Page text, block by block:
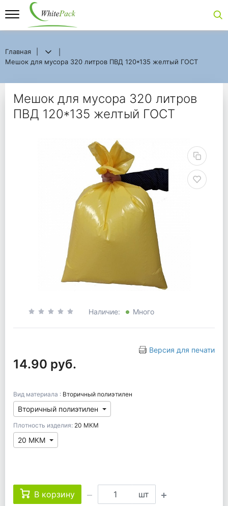
Мешок для мусора 320 литров ПВД 120*135 желтый ГОСТ
Мешок для мусора
Главная
Мешок для мусора 320 литров ПВД 120*135 желтый ГОСТ
Мешок для мусора 320 литров
ПВД 120*135 желтый ГОСТ
Наличие: Много
Версия для печати
14.90 руб.
Вид материала : Вторичный полиэтилен
Вторичный полиэтилен
Плотность изделия: 20 МКМ
20 МКМ
В корзину шт